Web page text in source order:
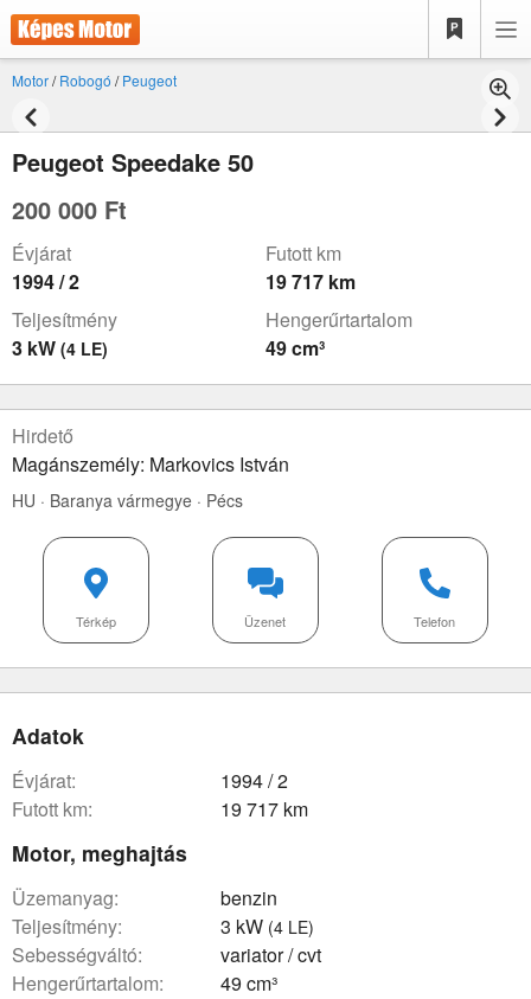
Motor/Robogó /Peugeot
Peugeot Speedake 50
200 000 Ft
Évjárat
1994 / 2
Futott km
19 717 km
Teljesítmény
3 kW (4 LE)
Hengerűrtartalom
49 cm³
Hirdető
Magánszemély: Markovics István
HU · Baranya vármegye · Pécs
Telefon
Üzenet
Térkép
Adatok
évjárat:
1994 / 2
futott km:
19 717 km
Motor, meghajtás
üzemanyag:
benzin
teljesítmény:
3 kW (4 LE)
sebességváltó:
variator / cvt
hengerűrtartalom:
49 cm³